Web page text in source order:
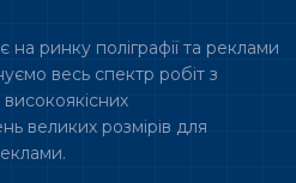
ринку поліграфії та реклами
весь спектр робіт з
високоякісних
великих розмірів для